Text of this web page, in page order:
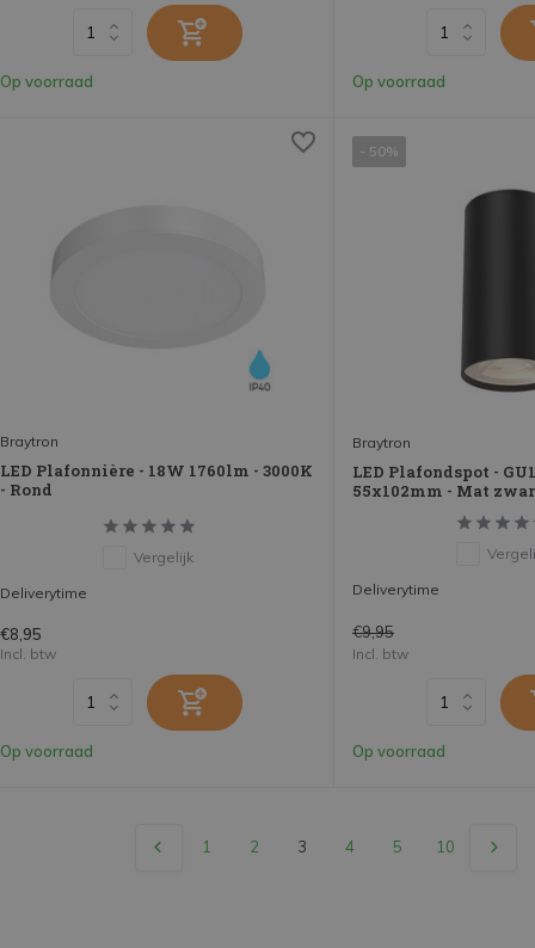
Op voorraad Op voorraad
Braytron
LED Plafonnière - 18W 1760lm - 3000K
- Rond
Vergelijk
Deliverytime
€8,95
Incl. btw
Op voorraad
- 50%
Braytron
LED Plafondspot -
55x102mm - Mat
Deliverytime
€9,95
Incl. btw
Op voorraad
1 2 3 4 5 10